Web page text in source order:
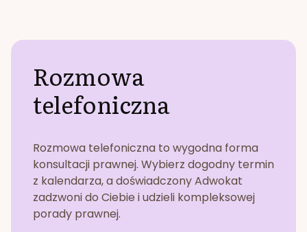
Rozmowa
telefoniczna
Rozmowa telefoniczna to wygodna forma
konsultacji prawnej. Wybierz dogodny termin
z kalendarza, a doświadczony Adwokat
zadzwoni do Ciebie i udzieli kompleksowej
porady prawnej.